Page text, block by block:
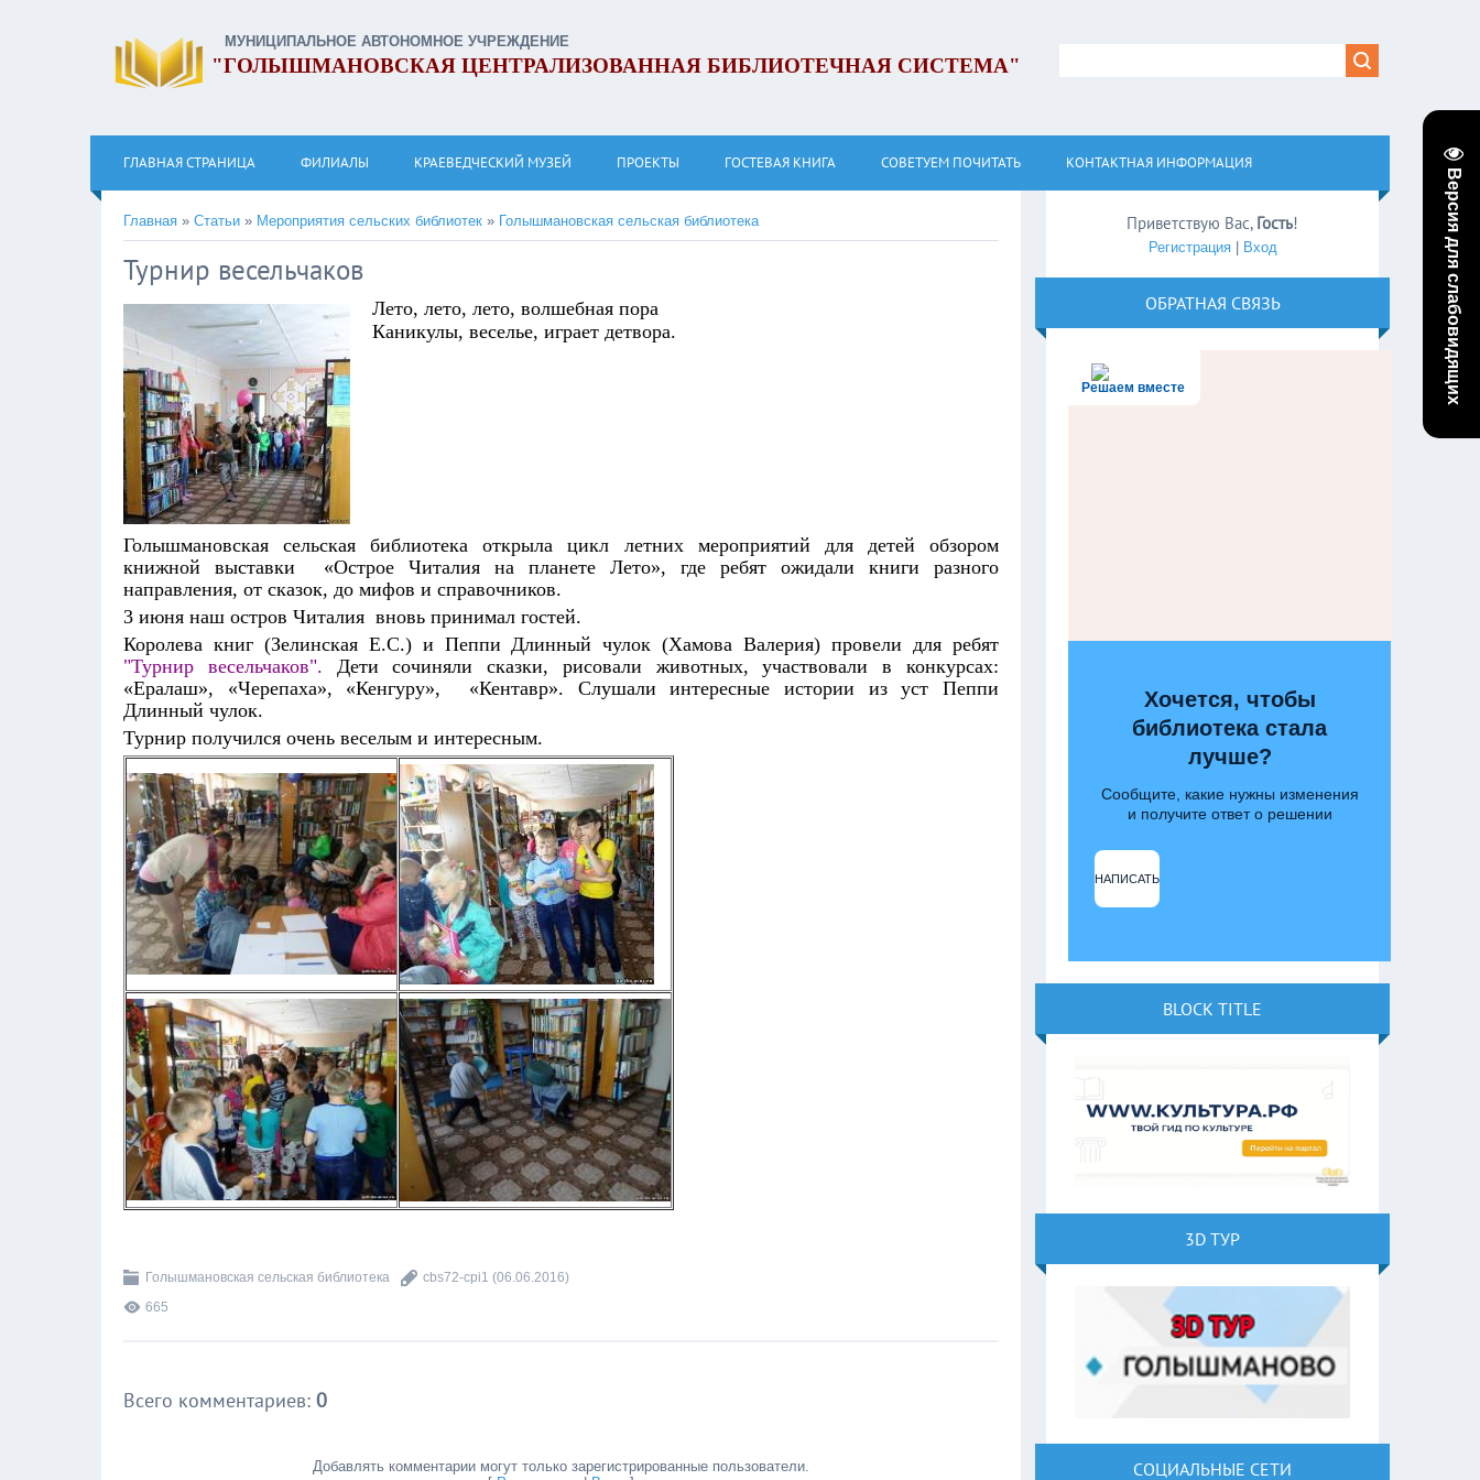
Версия для слабовидящих
МУНИЦИПАЛЬНОЕ АВТОНОМНОЕ УЧРЕЖДЕНИЕ
"ГОЛЫШМАНОВСКАЯ ЦЕНТРАЛИЗОВАННАЯ БИБЛИОТЕЧНАЯ СИСТЕМА"
ГЛАВНАЯ СТРАНИЦА ФИЛИАЛЫ КРАЕВЕДЧЕСКИЙ МУЗЕЙ ПРОЕКТЫ ГОСТЕВАЯ КНИГА СОВЕТУЕМ ПОЧИТАТЬ КОНТАКТНАЯ ИНФОРМАЦИЯ
Главная » Статьи » Мероприятия сельских библиотек » Голышмановская сельская библиотека
Турнир весельчаков
Лето, лето, лето, волшебная пора
Каникулы, веселье, играет детвора.
Голышмановская сельская библиотека открыла цикл летних мероприятий для детей обзором
книжной выставки «Острое Читалия на планете Лето», где ребят ожидали книги разного
направления, от сказок, до мифов и справочников.
3 июня наш остров Читалия вновь принимал гостей.
Королева книг (Зелинская Е.С.) и Пеппи Длинный чулок (Хамова Валерия) провели для ребят
"Турнир весельчаков". Дети сочиняли сказки, рисовали животных, участвовали в конкурсах:
«Ералаш», «Черепаха», «Кенгуру», «Кентавр». Слушали интересные истории из уст Пеппи
Длинный чулок.
Турнир получился очень веселым и интересным.
Голышмановская сельская библиотека cbs72-cpi1 (06.06.2016)
665
Всего комментариев: 0
Добавлять комментарии могут только зарегистрированные пользователи.
Приветствую Вас, Гость!
Регистрация| Вход
ОБРАТНАЯ СВЯЗЬ
Решаем вместе
Хочется, чтобы
библиотека стала
лучше?
Сообщите, какие нужны изменения
и получите ответ о решении
НАПИСАТЬ
BLOCK TITLE
3D ТУР
СОЦИАЛЬНЫЕ СЕТИ